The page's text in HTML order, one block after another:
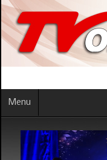
Menu